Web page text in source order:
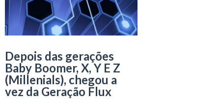
Depois das gerações
Baby Boomer, X, Y E Z
(Millenials), chegou a
vez da Geração Flux